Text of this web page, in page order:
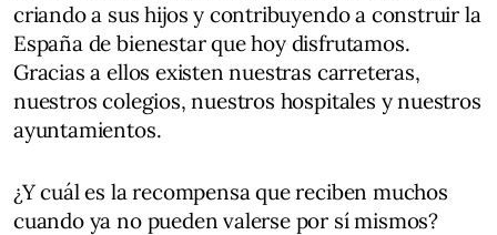
criando a sus hijos y contribuyendo a construir la
España de bienestar que hoy disfrutamos.
Gracias a ellos existen nuestras carreteras,
nuestros colegios, nuestros hospitales y nuestros
ayuntamientos.
¿Y cuál es la recompensa que reciben muchos
cuando ya no pueden valerse por sí mismos?